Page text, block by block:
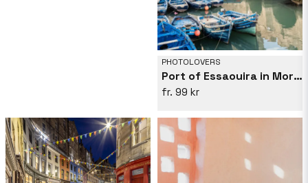
PHOTOLOVERS
Port of Essaouira in Morocco
99 kr